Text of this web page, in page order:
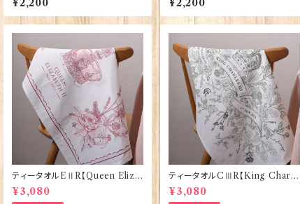
¥2,200
01-K
¥2,200
ティータオルEⅡR【Queen Eliza
bethⅡ Commemorative】Vict
oria Eggs 50128
¥3,080
ティータオルCⅢR【King Charle
sⅢ Coronation】Victoria Egg
s 50129
¥3,080